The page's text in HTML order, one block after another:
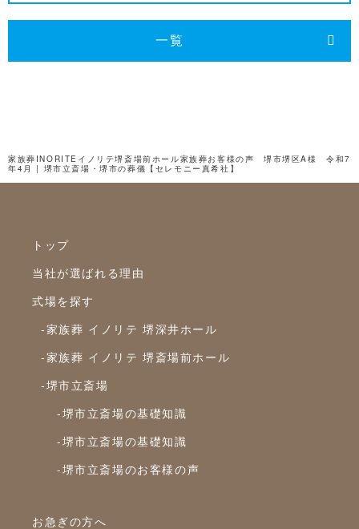
2024年10月
2024年8月
2024年5月
2024年4月
2024年2月
2024年1月
2023年12月
2023年11月
2023年10月
2023年9月
2023年8月
2023年7月
2023年6月
一覧
家族葬INORITEイノリテ堺斎場前ホール家族葬お客様の声 堺市堺区A様 令和7
年4月 | 堺市立斎場・堺市の葬儀【セレモニー真希社】
トップ
当社が選ばれる理由
式場を探す
-家族葬 イノリテ 堺深井ホール
-家族葬 イノリテ 堺斎場前ホール
-堺市立斎場
-堺市立斎場の基礎知識
-堺市立斎場の基礎知識
-堺市立斎場のお客様の声
お急ぎの方へ